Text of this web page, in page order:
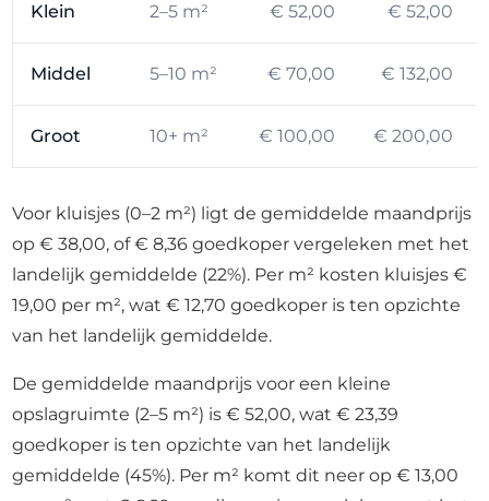
Klein 2–5 m² € 52,00 € 52,00
Middel 5–10 m² € 70,00 € 132,00
Groot 10+ m² € 100,00 € 200,00
Voor kluisjes (0–2 m²) ligt de gemiddelde maandprijs
op € 38,00, of € 8,36 goedkoper vergeleken met het
landelijk gemiddelde (22%). Per m² kosten kluisjes €
19,00 per m², wat € 12,70 goedkoper is ten opzichte
van het landelijk gemiddelde.
De gemiddelde maandprijs voor een kleine
opslagruimte (2–5 m²) is € 52,00, wat € 23,39
goedkoper is ten opzichte van het landelijk
gemiddelde (45%). Per m² komt dit neer op € 13,00